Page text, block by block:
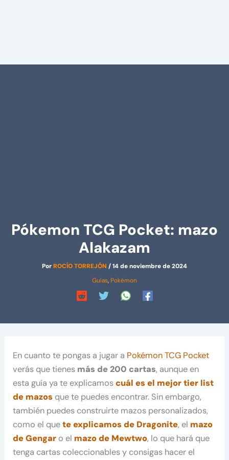
Pókemon TCG Pocket: mazo
Alakazam
PorROCÍO TORREJÓN /14 de noviembre de 2024
Guías, Pokémon
En cuanto te pongas a jugar a Pokémon TCG Pocket
verás que tienes más de 200 cartas, aunque en
esta guía ya te explicamoscuál es el mejor tier list
de mazos que te puedes encontrar. Sin embargo,
también puedes construirte mazos personalizados,
como el quete explicamos de Dragonite, el mazo
de Gengar o el mazo de Mewtwo, lo que hará que
tenga cartas coleccionables y consigas hacer el